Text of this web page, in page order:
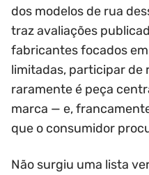
dos modelos de rua
traz avaliações
fabricantes focados
limitadas, participar de
raramente é peça
marca — e,
que o consumidor
Não surgiu uma lista